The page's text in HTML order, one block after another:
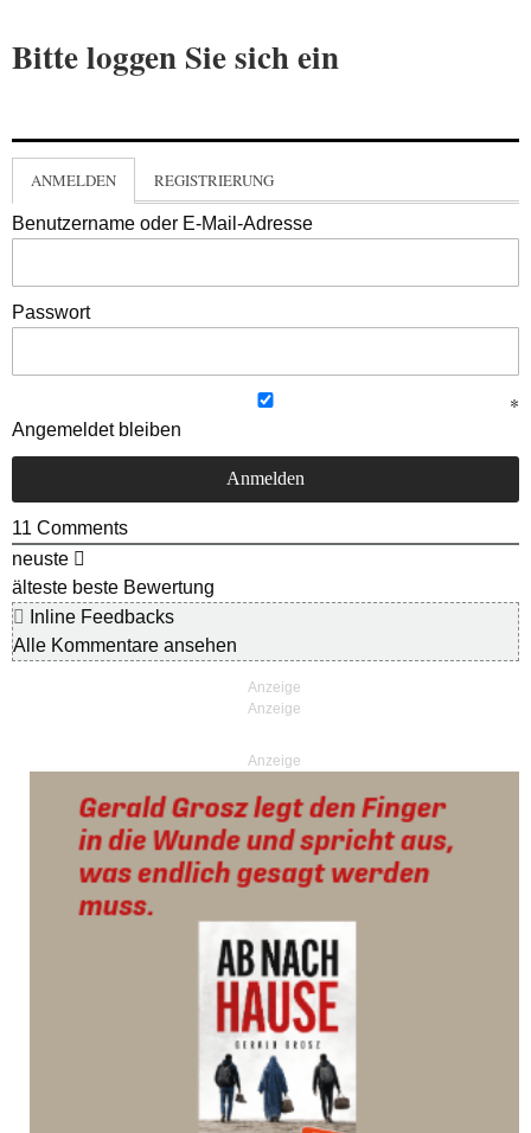
Bitte loggen Sie sich ein
ANMELDEN REGISTRIERUNG
Benutzername oder E-Mail-Adresse
Passwort
Angemeldet bleiben
11 Comments
neuste
älteste beste Bewertung
Inline Feedbacks
Alle Kommentare ansehen
Anzeige